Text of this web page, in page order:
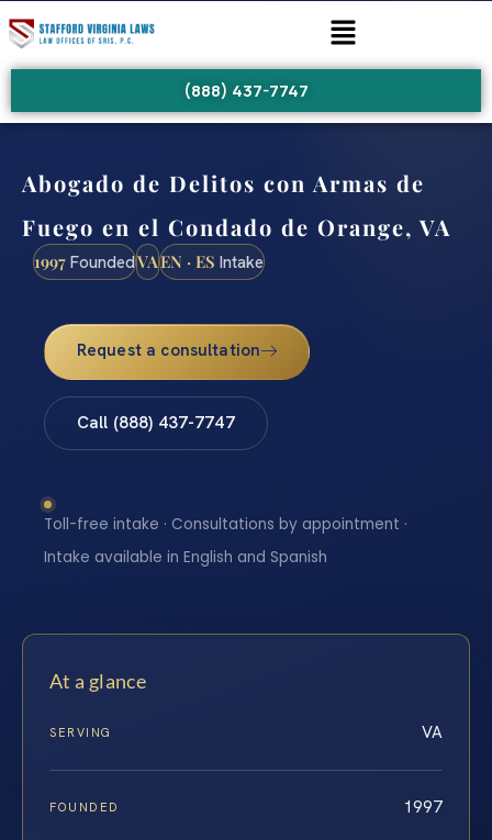
(888) 437-7747
Abogado de Delitos con Armas de
Fuego en el Condado de Orange, VA
1997 FoundedVAEN · ES Intake
Request a consultation
Call (888) 437-7747
Toll-free intake · Consultations by appointment ·
Intake available in English and Spanish
At a glance
SERVING VA
FOUNDED 1997